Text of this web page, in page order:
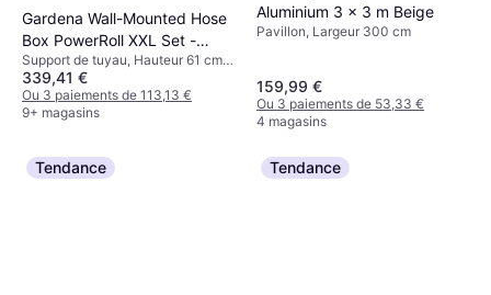
Gardena Wall-Mounted Hose
Box PowerRoll XXL Set -
White 40m
Support de tuyau, Hauteur 61 cm,
Longueur 26.1 cm, Longueur 40 m
Diamètre du tuyau: 13 mm
339,41 €
Ou 3 paiements de 113,13 €
9+ magasins
Aluminium 3 x 3 m Beige
Pavillon, Largeur 300 cm
159,99 €
Ou 3 paiements de 53,33 €
4 magasins
Tendance Tendance